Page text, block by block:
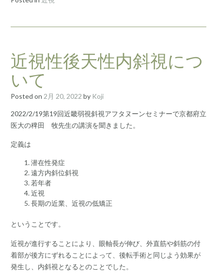
近視性後天性内斜視につ
いて
Posted on 2月 20, 2022 by Koji
2022/2/19第19回近畿弱視斜視アフタヌーンセミナーで京都府立
医大の稗田 牧先生の講演を聞きました。
定義は
潜在性発症
遠方内斜位斜視
若年者
近視
長期の近業、近視の低矯正
ということです。
近視が進行することにより、眼軸長が伸び、外直筋や斜筋の付
着部が後方にずれることによって、後転手術と同じよう効果が
発生し、内斜視となるとのことでした。